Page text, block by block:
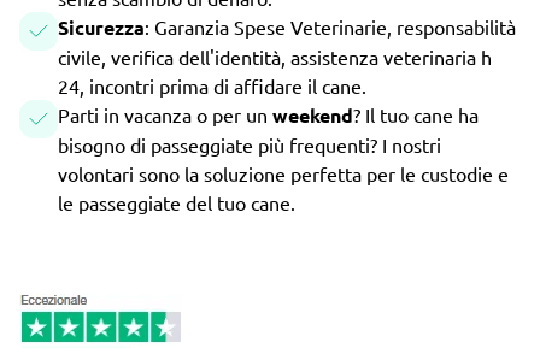
Sicurezza: Garanzia Spese Veterinarie, responsabilità
civile, verifica dell'identità, assistenza veterinaria h
24, incontri prima di affidare il cane.
Parti in vacanza o per un weekend? Il tuo cane ha
bisogno di passeggiate più frequenti? I nostri
volontari sono la soluzione perfetta per le custodie e
le passeggiate del tuo cane.